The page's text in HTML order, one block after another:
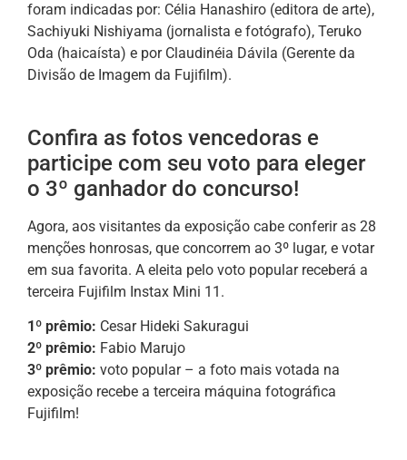
foram indicadas por: Célia Hanashiro (editora de arte),
Sachiyuki Nishiyama (jornalista e fotógrafo), Teruko
Oda (haicaísta) e por Claudinéia Dávila (Gerente da
Divisão de Imagem da Fujifilm).
Confira as fotos vencedoras e
participe com seu voto para eleger
o 3º ganhador do concurso!
Agora, aos visitantes da exposição cabe conferir as 28
menções honrosas, que concorrem ao 3º lugar, e votar
em sua favorita. A eleita pelo voto popular receberá a
terceira Fujifilm Instax Mini 11.
1º prêmio: Cesar Hideki Sakuragui
2º prêmio: Fabio Marujo
3º prêmio: voto popular – a foto mais votada na
exposição recebe a terceira máquina fotográfica
Fujifilm!